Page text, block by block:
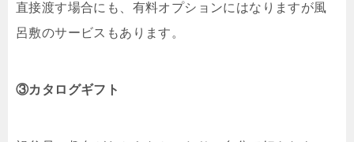
直接渡す場合にも、有料オプションにはなりますが風
呂敷のサービスもあります。
③カタログギフト